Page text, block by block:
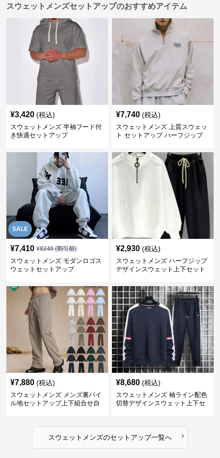
スウェットメンズセットアップのおすすめアイテム
¥3,420 (税込)
スウェットメンズ 半袖フード付
き快適セットアップ
¥7,740 (税込)
スウェットメンズ 上質スウェッ
ト セットアップ ハーフジップ
SALE
¥7,410 ¥8240(割引前)
スウェットメンズ モダンロゴス
ウェットセットアップ
¥2,930 (税込)
スウェットメンズ ハーフジップ
デザインスウェット上下セット
¥7,880 (税込)
スウェットメンズ メンズ裏パイ
ル地セットアップ上下組合せ自
¥8,680 (税込)
スウェットメンズ 袖ライン配色
切替デザインスウェット上下セ
スウェットメンズのセットアップ一覧へ ›